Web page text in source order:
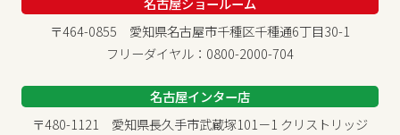
〒464-0855 愛知県名古屋市千種区千種通6丁目30-1
フリーダイヤル：0800-2000-704
名古屋インター店
〒480-1121 愛知県長久手市武蔵塚101－1 クリストリッジ